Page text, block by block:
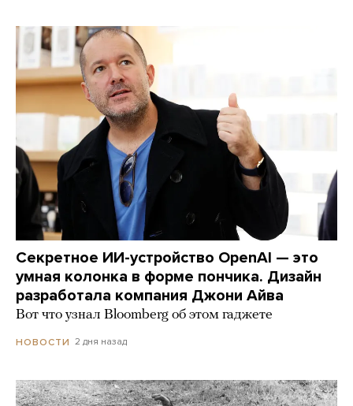
Секретное ИИ-устройство OpenAI — это
умная колонка в форме пончика. Дизайн
разработала компания Джони Айва
Вот что узнал Bloomberg об этом гаджете
НОВОСТИ 2 дня назад